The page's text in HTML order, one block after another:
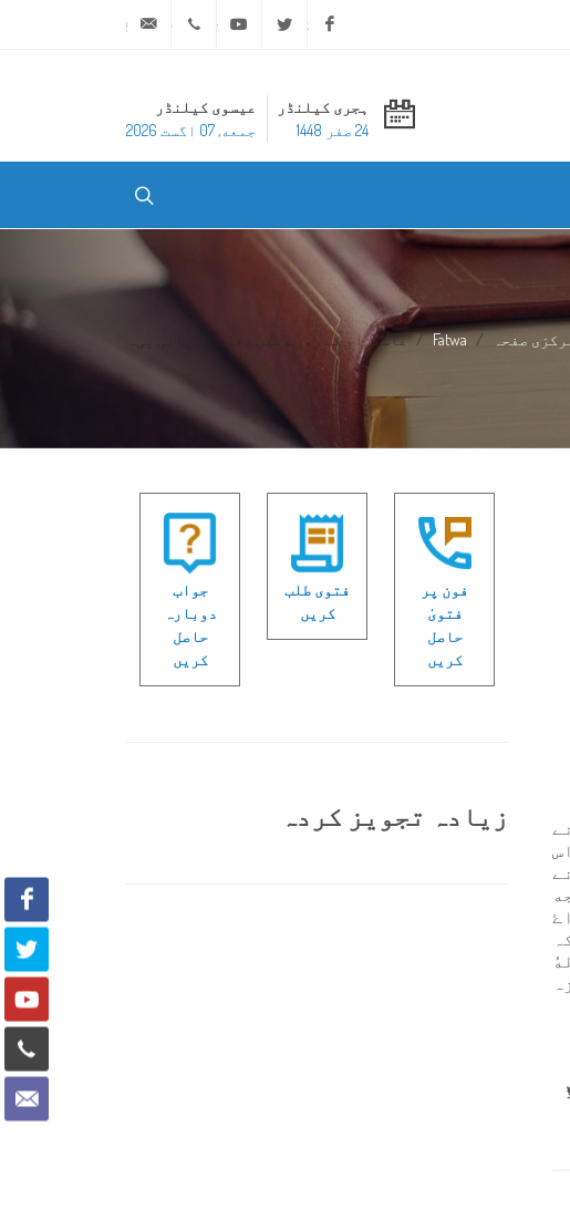
Facebook
Twitter
Youtube
ہجری کیلنڈر
24 صفر 1448
عیسوی کیلنڈر
جمعه, 07 اگست 2026
صفحہ Fatwa عاشوراء کے روزے میں بھول کر پانی پی...
فون پر
فتویٰ
حاصل
کریں
فتوی طلب
کریں
جواب
دوبارہ
حاصل
کریں
زیادہ تجویز کردہ